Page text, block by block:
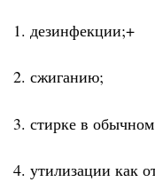
1. дезинфекции;+
2. сжиганию;
3. стирке в
4. утилизации как